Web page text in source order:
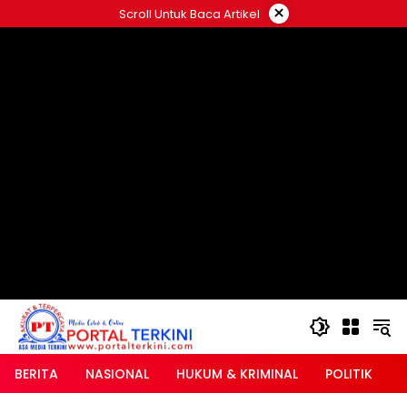
ke
Scroll Untuk Baca Artikel ×
BERITA NASIONAL HUKUM & KRIMINAL POLITIK